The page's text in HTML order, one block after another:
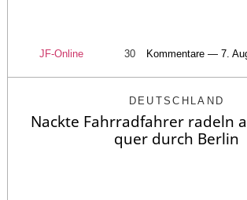
JF-Online 30 Kommentare — 7.
DEUTSCHLAND
Nackte Fahrradfahrer radeln
quer durch Berlin